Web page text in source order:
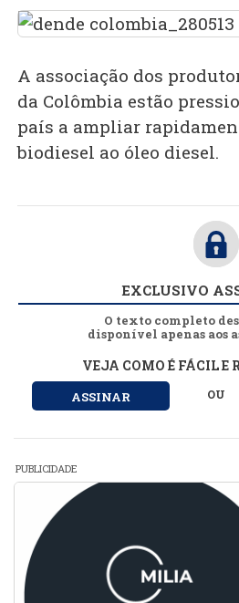
A associação dos
da Colômbia estão
país a ampliar
biodiesel ao óleo diesel.
EXCLUSIVO
O texto completo
disponível apenas aos
VEJA COMO É FÁCIL E
ASSINAR OU
PUBLICIDADE